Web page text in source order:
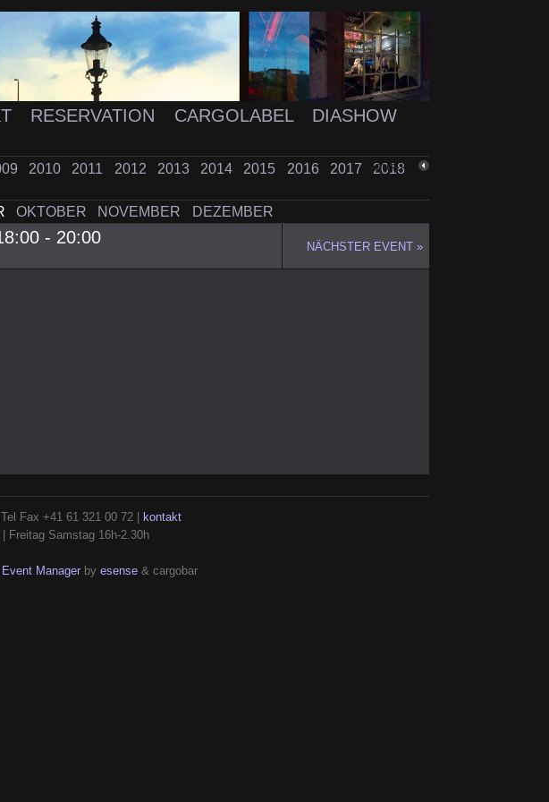
RESERVATION CARGOLABEL
DIASHOW
2010 2011 2012 2013 2014 2015 2016 2017
2018
OKTOBER NOVEMBER DEZEMBER
ZURÜCK
- 20:00 NÄCHSTER EVENT »
Fax +41 61 321 00 72 |
kontakt
Freitag Samstag 16h-2.30h
Event Managerby esense& cargobar